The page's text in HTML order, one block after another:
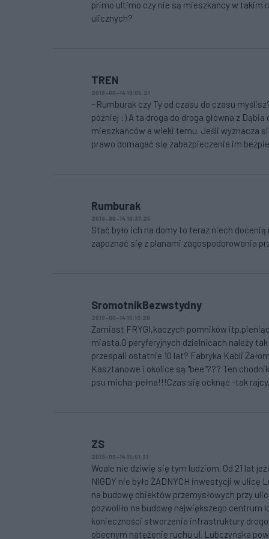
primo ultimo czy nie są mieszkańcy w takim
ulicznych?
TREN
2019-06-14 19:05:21
~Rumburak czy Ty od czasu do czasu
później :) A ta droga do droga główna z
mieszkańców a wieki temu. Jeśli wyznacza
prawo domagać się zabezpieczenia im
Rumburak
2019-06-14 16:37:25
Stać było ich na domy to teraz niech
zapoznać się z planami zagospodorowania
SromotnikBezwstydny
2019-06-14 16:13:20
Zamiast FRYGI,kaczych pomników
miasta.O peryferyjnych dzielnicach należy
przespali ostatnie 10 lat? Fabryka Kabli
Kasztanowe i okolice są "bee"??? Ten
psu micha-pełna!!!Czas się ocknąć -tak
ZS
2019-06-14 15:51:31
Wcale nie dziwię się tym ludziom. Od 21 lat
NIGDY nie było ŻADNYCH inwestycji w
na budowę obiektów przemysłowych przy
pozwoliło na budowę największego centrum
konieczności stworzenia infrastruktury
obecnym natężenie ruchu ul. Lubczyńska